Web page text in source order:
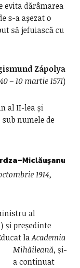
evita dărâmarea
s-a așezat o
să jefuiască cu
Zápolya
– 10 martie 1571)
al II-lea și
numele de
1914,
al
și președinte
laAcademia
Mihăileană, și-
a continuat